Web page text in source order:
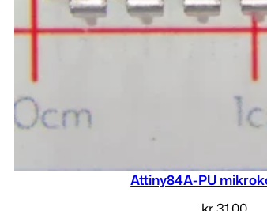
Attiny84A-PU